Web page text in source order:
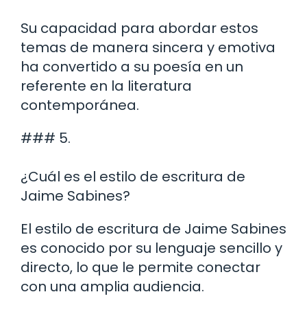
Su capacidad para abordar estos
temas de manera sincera y emotiva
ha convertido a su poesía en un
referente en la literatura
contemporánea.
### 5.
¿Cuál es el estilo de escritura de
Jaime Sabines?
El estilo de escritura de Jaime Sabines
es conocido por su lenguaje sencillo y
directo, lo que le permite conectar
con una amplia audiencia.